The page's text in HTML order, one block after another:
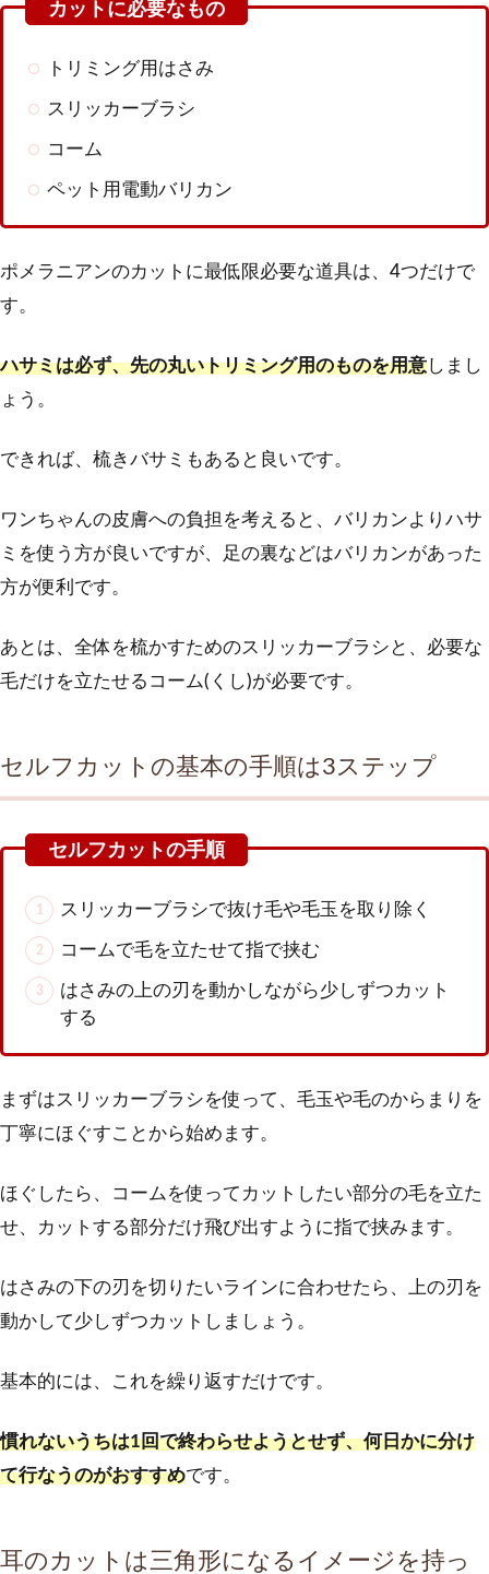
トリミング用はさみ
スリッカーブラシ
コーム
ペット用電動バリカン
ポメラニアンのカットに最低限必要な道具は、4つだけで
す。
ハサミは必ず、先の丸いトリミング用のものを用意しまし
ょう。
できれば、梳きバサミもあると良いです。
ワンちゃんの皮膚への負担を考えると、バリカンよりハサ
ミを使う方が良いですが、足の裏などはバリカンがあった
方が便利です。
あとは、全体を梳かすためのスリッカーブラシと、必要な
毛だけを立たせるコーム(くし)が必要です。
セルフカットの基本の手順は3ステップ
スリッカーブラシで抜け毛や毛玉を取り除く
コームで毛を立たせて指で挟む
はさみの上の刃を動かしながら少しずつカット
する
まずはスリッカーブラシを使って、毛玉や毛のからまりを
丁寧にほぐすことから始めます。
ほぐしたら、コームを使ってカットしたい部分の毛を立た
せ、カットする部分だけ飛び出すように指で挟みます。
はさみの下の刃を切りたいラインに合わせたら、上の刃を
動かして少しずつカットしましょう。
基本的には、これを繰り返すだけです。
慣れないうちは1回で終わらせようとせず、何日かに分け
て行なうのがおすすめです。
耳のカットは三角形になるイメージを持っ